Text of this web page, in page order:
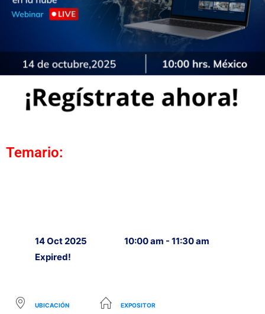
Temario:
14 Oct 2025
Expired!
10:00 am - 11:30 am
UBICACIÓN EXPOSITOR